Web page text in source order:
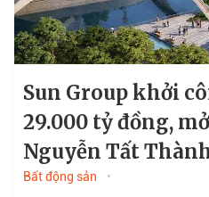
Sun Group khởi
29.000 tỷ đồng,
Nguyễn Tất
Bất động sản